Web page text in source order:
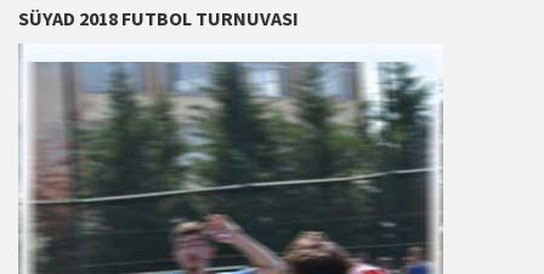
SÜYAD 2018 FUTBOL TURNUVASI